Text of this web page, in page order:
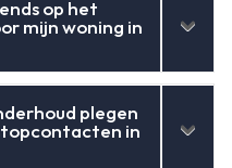
op het
mijn woning in
plegen
in